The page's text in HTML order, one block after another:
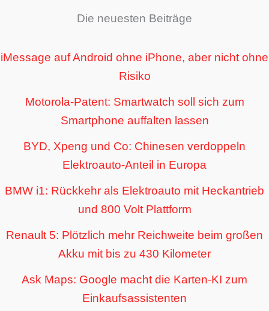
Die neuesten Beiträge
iMessage auf Android ohne iPhone, aber nicht ohne
Risiko
Motorola-Patent: Smartwatch soll sich zum
Smartphone auffalten lassen
BYD, Xpeng und Co: Chinesen verdoppeln
Elektroauto-Anteil in Europa
BMW i1: Rückkehr als Elektroauto mit Heckantrieb
und 800 Volt Plattform
Renault 5: Plötzlich mehr Reichweite beim großen
Akku mit bis zu 430 Kilometer
Ask Maps: Google macht die Karten-KI zum
Einkaufsassistenten